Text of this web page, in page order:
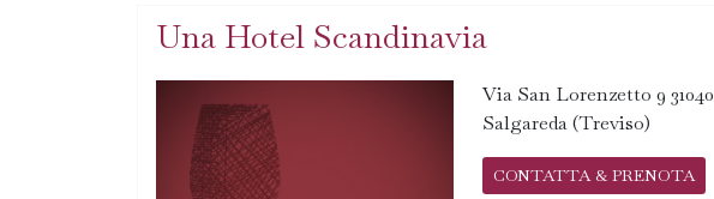
Una Hotel Scandinavia
Via San Lorenzetto 9 31040
Salgareda (Treviso)
CONTATTA & PRENOTA